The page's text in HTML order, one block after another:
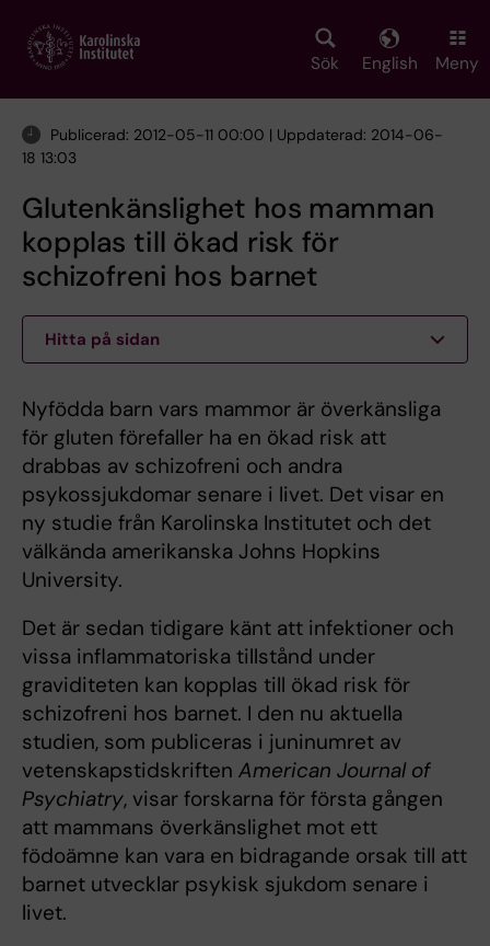
main
Sök English Meny
Publicerad: 2012-05-11 00:00 | Uppdaterad: 2014-06-
18 13:03
Glutenkänslighet hos mamman
kopplas till ökad risk för
schizofreni hos barnet
Hitta på sidan
Nyfödda barn vars mammor är överkänsliga
för gluten förefaller ha en ökad risk att
drabbas av schizofreni och andra
psykossjukdomar senare i livet. Det visar en
ny studie från Karolinska Institutet och det
välkända amerikanska Johns Hopkins
University.
Det är sedan tidigare känt att infektioner och
vissa inflammatoriska tillstånd under
graviditeten kan kopplas till ökad risk för
schizofreni hos barnet. I den nu aktuella
studien, som publiceras i juninumret av
vetenskapstidskriften American Journal of
Psychiatry, visar forskarna för första gången
att mammans överkänslighet mot ett
födoämne kan vara en bidragande orsak till att
barnet utvecklar psykisk sjukdom senare i
livet.